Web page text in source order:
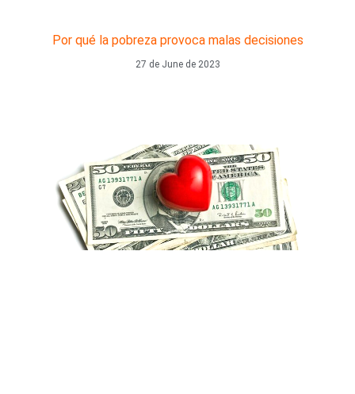
Por qué la pobreza provoca malas decisiones
27 de June de 2023